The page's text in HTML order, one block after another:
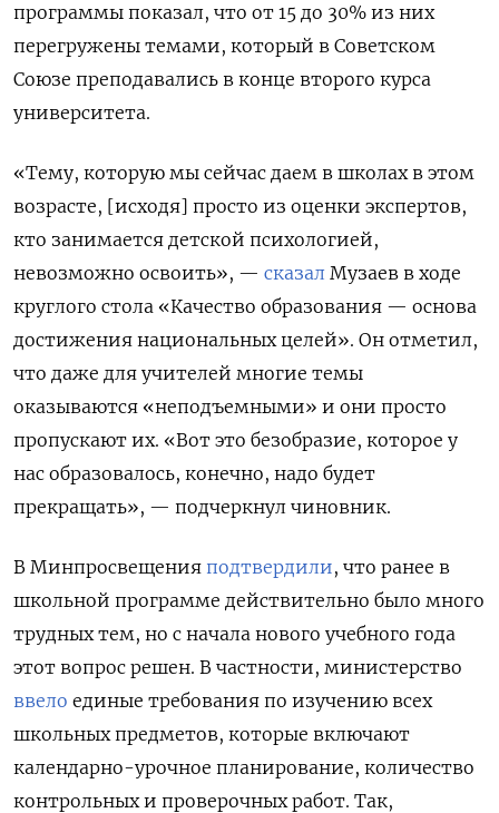
программы показал, что от 15 до 30% из них
перегружены темами, который в Советском
Союзе преподавались в конце второго курса
университета.
«Тему, которую мы сейчас даем в школах в этом
возрасте, [исходя] просто из оценки экспертов,
кто занимается детской психологией,
невозможно освоить», — сказал Музаев в ходе
круглого стола «Качество образования — основа
достижения национальных целей». Он отметил,
что даже для учителей многие темы
оказываются «неподъемными» и они просто
пропускают их. «Вот это безобразие, которое у
нас образовалось, конечно, надо будет
прекращать», — подчеркнул чиновник.
В Минпросвещения подтвердили, что ранее в
школьной программе действительно было много
трудных тем, но с начала нового учебного года
этот вопрос решен. В частности, министерство
ввело единые требования по изучению всех
школьных предметов, которые включают
календарно-урочное планирование, количество
контрольных и проверочных работ. Так,